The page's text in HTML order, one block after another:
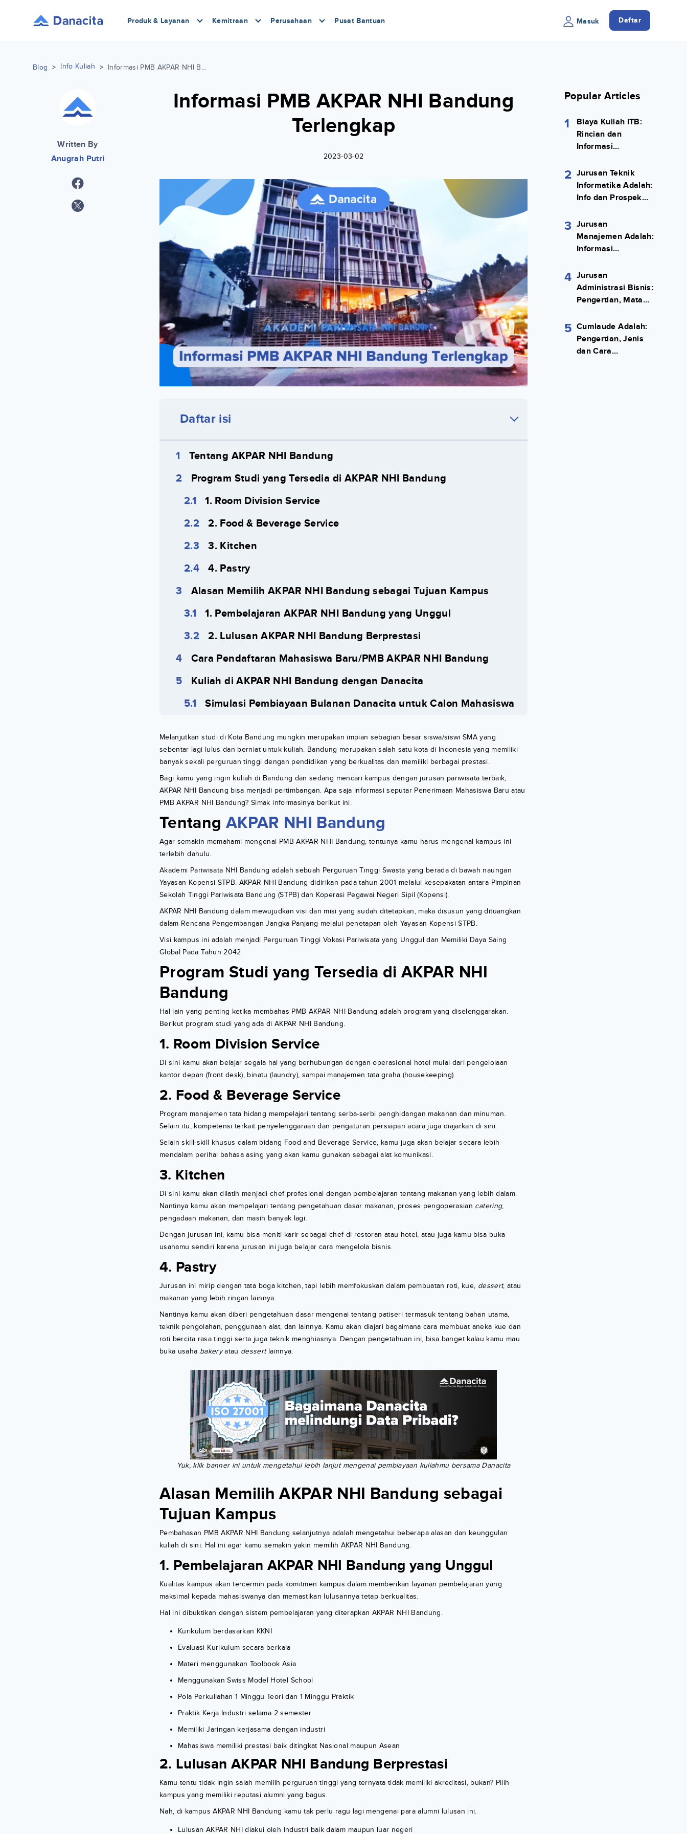
Produk & Layanan Kemitraan Perusahaan Pusat Bantuan Masuk Daftar
Blog > Info Kuliah > Informasi PMB AKPAR NHI Bandung Terlengkap
Written By
Anugrah Putri
Informasi PMB AKPAR NHI Bandung
Terlengkap
2023-03-02
Daftar isi
Tentang AKPAR NHI Bandung
Program Studi yang Tersedia di AKPAR NHI Bandung
1. Room Division Service
2. Food & Beverage Service
3. Kitchen
4. Pastry
Alasan Memilih AKPAR NHI Bandung sebagai Tujuan Kampus
1. Pembelajaran AKPAR NHI Bandung yang Unggul
2. Lulusan AKPAR NHI Bandung Berprestasi
Cara Pendaftaran Mahasiswa Baru/PMB AKPAR NHI Bandung
Kuliah di AKPAR NHI Bandung dengan Danacita
Simulasi Pembiayaan Bulanan Danacita untuk Calon Mahasiswa
Melanjutkan studi di Kota Bandung mungkin merupakan impian sebagian besar siswa/siswi SMA yang
sebentar lagi lulus dan berniat untuk kuliah. Bandung merupakan salah satu kota di Indonesia yang memiliki
banyak sekali perguruan tinggi dengan pendidikan yang berkualitas dan memiliki berbagai prestasi.
Bagi kamu yang ingin kuliah di Bandung dan sedang mencari kampus dengan jurusan pariwisata terbaik,
AKPAR NHI Bandung bisa menjadi pertimbangan. Apa saja informasi seputar Penerimaan Mahasiswa Baru atau
PMB AKPAR NHI Bandung? Simak informasinya berikut ini.
Tentang AKPAR NHI Bandung
Agar semakin memahami mengenai PMB AKPAR NHI Bandung, tentunya kamu harus mengenal kampus ini
terlebih dahulu.
Akademi Pariwisata NHI Bandung adalah sebuah Perguruan Tinggi Swasta yang berada di bawah naungan
Yayasan Kopensi STPB. AKPAR NHI Bandung didirikan pada tahun 2001 melalui kesepakatan antara Pimpinan
Sekolah Tinggi Pariwisata Bandung (STPB) dan Koperasi Pegawai Negeri Sipil (Kopensi).
AKPAR NHI Bandung dalam mewujudkan visi dan misi yang sudah ditetapkan, maka disusun yang dituangkan
dalam Rencana Pengembangan Jangka Panjang melalui penetapan oleh Yayasan Kopensi STPB.
Visi kampus ini adalah menjadi Perguruan Tinggi Vokasi Pariwisata yang Unggul dan Memiliki Daya Saing
Global Pada Tahun 2042.
Program Studi yang Tersedia di AKPAR NHI
Bandung
Hal lain yang penting ketika membahas PMB AKPAR NHI Bandung adalah program yang diselenggarakan.
Berikut program studi yang ada di AKPAR NHI Bandung.
1. Room Division Service
Di sini kamu akan belajar segala hal yang berhubungan dengan operasional hotel mulai dari pengelolaan
kantor depan (front desk), binatu (laundry), sampai manajemen tata graha (housekeeping).
2. Food & Beverage Service
Program manajemen tata hidang mempelajari tentang serba-serbi penghidangan makanan dan minuman.
Selain itu, kompetensi terkait penyelenggaraan dan pengaturan persiapan acara juga diajarkan di sini.
Selain skill-skill khusus dalam bidang Food and Beverage Service, kamu juga akan belajar secara lebih
mendalam perihal bahasa asing yang akan kamu gunakan sebagai alat komunikasi.
3. Kitchen
Di sini kamu akan dilatih menjadi chef profesional dengan pembelajaran tentang makanan yang lebih dalam.
Nantinya kamu akan mempelajari tentang pengetahuan dasar makanan, proses pengoperasian catering,
pengadaan makanan, dan masih banyak lagi.
Dengan jurusan ini, kamu bisa meniti karir sebagai chef di restoran atau hotel, atau juga kamu bisa buka
usahamu sendiri karena jurusan ini juga belajar cara mengelola bisnis.
4. Pastry
Jurusan ini mirip dengan tata boga kitchen, tapi lebih memfokuskan dalam pembuatan roti, kue, dessert, atau
makanan yang lebih ringan lainnya.
Nantinya kamu akan diberi pengetahuan dasar mengenai tentang patiseri termasuk tentang bahan utama,
teknik pengolahan, penggunaan alat, dan lainnya. Kamu akan diajari bagaimana cara membuat aneka kue dan
roti bercita rasa tinggi serta juga teknik menghiasnya. Dengan pengetahuan ini, bisa banget kalau kamu mau
buka usaha bakeryatau dessertlainnya.
Yuk, klik banner ini untuk mengetahui lebih lanjut mengenai pembiayaan kuliahmu bersama Danacita
Alasan Memilih AKPAR NHI Bandung sebagai
Tujuan Kampus
Pembahasan PMB AKPAR NHI Bandung selanjutnya adalah mengetahui beberapa alasan dan keunggulan
kuliah di sini. Hal ini agar kamu semakin yakin memilih AKPAR NHI Bandung.
1. Pembelajaran AKPAR NHI Bandung yang Unggul
Kualitas kampus akan tercermin pada komitmen kampus dalam memberikan layanan pembelajaran yang
maksimal kepada mahasiswanya dan memastikan lulusannya tetap berkualitas.
Hal ini dibuktikan dengan sistem pembelajaran yang diterapkan AKPAR NHI Bandung.
Kurikulum berdasarkan KKNI
Evaluasi Kurikulum secara berkala
Materi menggunakan Toolbook Asia
Menggunakan Swiss Model Hotel School
Pola Perkuliahan 1 Minggu Teori dan 1 Minggu Praktik
Praktik Kerja Industri selama 2 semester
Memiliki Jaringan kerjasama dengan industri
Mahasiswa memiliki prestasi baik ditingkat Nasional maupun Asean
2. Lulusan AKPAR NHI Bandung Berprestasi
Kamu tentu tidak ingin salah memilih perguruan tinggi yang ternyata tidak memiliki akreditasi, bukan? Pilih
kampus yang memiliki reputasi alumni yang bagus.
Nah, di kampus AKPAR NHI Bandung kamu tak perlu ragu lagi mengenai para alumni lulusan ini.
Lulusan AKPAR NHI diakui oleh Industri baik dalam maupun luar negeri
Popular Articles
1
Biaya Kuliah ITB:
Rincian dan
Informasi
2 Jurusan Teknik
Informatika Adalah:
Info dan Prospek
3 Jurusan
Manajemen Adalah:
Informasi
4 Jurusan
Administrasi Bisnis:
Pengertian, Mata
Kerja Lengkap
5 Cumlaude Adalah:
Pengertian, Jenis
dan Cara